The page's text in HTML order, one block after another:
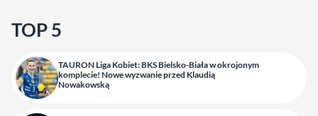
TOP 5
TAURON Liga Kobiet: BKS Bielsko-Biała w okrojonym
komplecie! Nowe wyzwanie przed Klaudią
Nowakowską